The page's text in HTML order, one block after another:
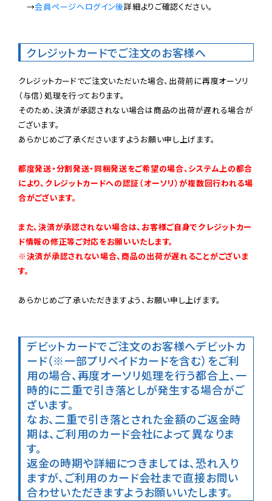
→会員ページへログイン後詳細よりご確認ください。
クレジットカードでご注文のお客様へ
クレジットカードでご注文いただいた場合、出荷前に再度オーソリ
（与信）処理を行っております。
そのため、決済が承認されない場合は商品の出荷が遅れる場合が
ございます。
あらかじめご了承くださいますようお願い申し上げます。
都度発送・分割発送・同梱発送をご希望の場合、システム上の都合
により、クレジットカードへの認証（オーソリ）が複数回行われる場
合がございます。
また、決済が承認されない場合は、お客様ご自身でクレジットカー
ド情報の修正等ご対応をお願いいたします。
※決済が承認されない場合、商品の出荷が遅れることがございま
す。
あらかじめご了承いただきますよう、お願い申し上げます。
デビットカードでご注文のお客様へデビットカ
ード（※一部プリペイドカードを含む）をご利
用の場合、再度オーソリ処理を行う都合上、一
時的に二重で引き落としが発生する場合がご
ざいます。
なお、二重で引き落とされた金額のご返金時
期は、ご利用のカード会社によって異なりま
す。
返金の時期や詳細につきましては、恐れ入り
ますが、ご利用のカード会社まで直接お問い
合わせいただきますようお願いいたします。